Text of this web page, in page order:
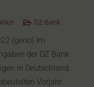
DZ-Bank
(geno) Im
der DZ Bank
in Deutschland.
Vorjahr.